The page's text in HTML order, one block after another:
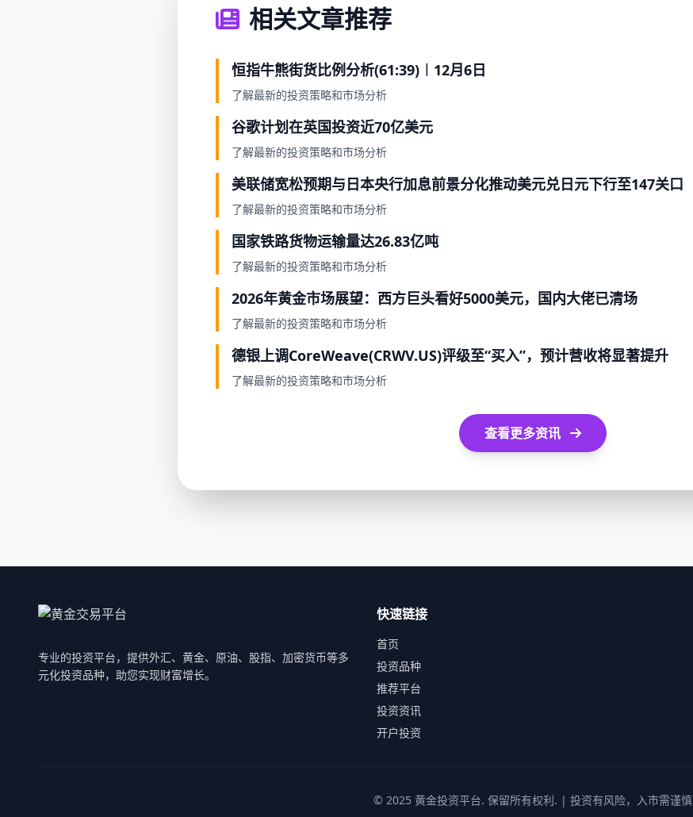
相关文章推荐
恒指牛熊街货比例分析(61:39)︱12月6日
了解最新的投资策略和市场分析
谷歌计划在英国投资近70亿美元
了解最新的投资策略和市场分析
美联储宽松预期与日本央行加息前景分化推动美元兑日元下行至147关口
了解最新的投资策略和市场分析
国家铁路货物运输量达26.83亿吨
了解最新的投资策略和市场分析
2026年黄金市场展望：西方巨头看好5000美元，国内大佬已清场
了解最新的投资策略和市场分析
德银上调CoreWeave(CRWV.US)评级至“买入”，预计营收将显著提升
了解最新的投资策略和市场分析
查看更多资讯
专业的投资平台，提供外汇、黄金、原油、股指、加密货币等多
元化投资品种，助您实现财富增长。
快速链接
首页
投资品种
推荐平台
投资资讯
开户投资
© 2025 黄金投资平台. 保留所有权利. | 投资有风险，入市需谨慎